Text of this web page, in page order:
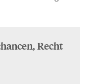
Recht